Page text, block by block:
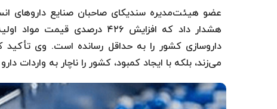
عضو هیئت‌مدیره سندیکای صاحبان صنایع داروهای
هشدار داد که افزایش ۴۲۶
داروسازی کشور را به حداقل رسانده است. وی
می‌زند، بلکه با ایجاد کمبود، کشور را ناچار به واردات دارو با قیمت‌هایی تا ۲۵